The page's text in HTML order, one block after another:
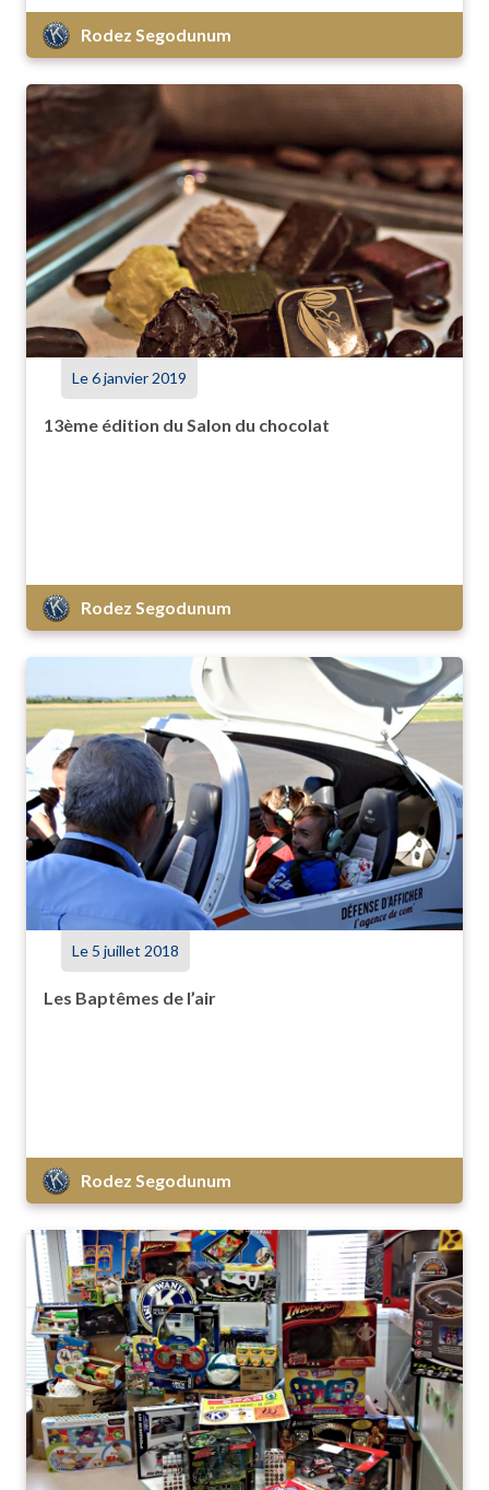
Rodez Segodunum
Le 6 janvier 2019
13ème édition du Salon du chocolat
Rodez Segodunum
Le 5 juillet 2018
Les Baptêmes de l’air
Rodez Segodunum